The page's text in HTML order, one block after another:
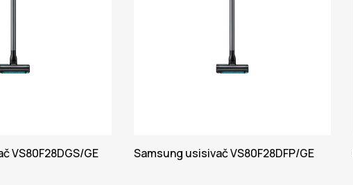
VS80F28DGS/GE Samsung usisivač VS80F28DFP/GE